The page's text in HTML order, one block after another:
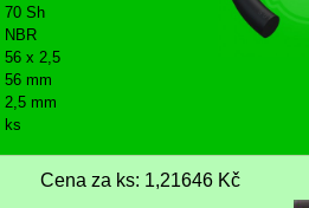
70 Sh
NBR
56 x 2,5
56 mm
2,5 mm
ks
Cena za ks: 1,21646 Kč